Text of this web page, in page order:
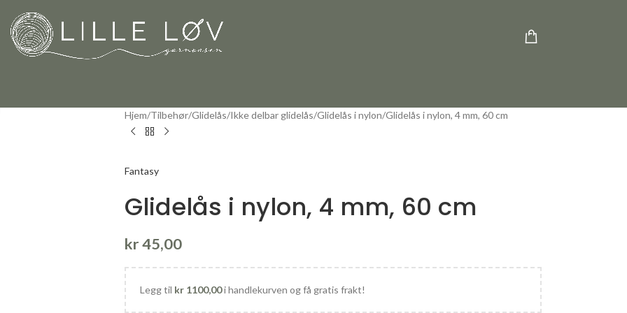
Hjem Tilbehør Glidelås Ikke delbar glidelås Glidelås i nylon Glidelås i nylon, 4 mm, 60 cm
Fantasy
Glidelås i nylon, 4 mm, 60 cm
kr45,00
Legg til kr1100,00i handlekurven og få gratis frakt!